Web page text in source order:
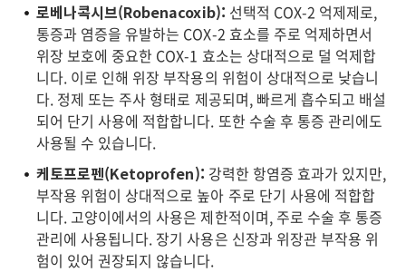
로베나콕시브(Robenacoxib): 선택적 COX-2 억제제로,
통증과 염증을 유발하는 COX-2 효소를 주로 억제하면서
위장 보호에 중요한 COX-1 효소는 상대적으로 덜 억제합
니다. 이로 인해 위장 부작용의 위험이 상대적으로 낮습니
다. 정제 또는 주사 형태로 제공되며, 빠르게 흡수되고 배설
되어 단기 사용에 적합합니다. 또한 수술 후 통증 관리에도
사용될 수 있습니다.
케토프로펜(Ketoprofen): 강력한 항염증 효과가 있지만,
부작용 위험이 상대적으로 높아 주로 단기 사용에 적합합
니다. 고양이에서의 사용은 제한적이며, 주로 수술 후 통증
관리에 사용됩니다. 장기 사용은 신장과 위장관 부작용 위
험이 있어 권장되지 않습니다.